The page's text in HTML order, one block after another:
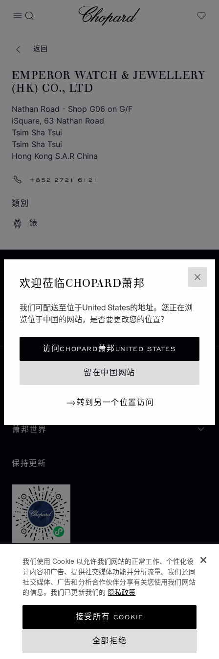
关闭
欢迎莅临CHOPARD萧邦
我们可配送至位于United States的地址。您正在浏
览位于中国的网站，是否要更改您的位置？
访问CHOPARD萧邦UNITED STATES
留在中国网站
转到另一个位置访问
打开菜单
搜索
Chopard
My
返回
EMPEROR WATCH & JEWELLERY
(HK) CO., LTD
Nathan Road - Shop G06 on G/F
iSquare, 63 Nathan Road
Tsim Sha Tsui
Tsim Sha Tsui
Hong Kong S.A.R China
+852 2721 6121
類別
錶
中国香港特别行政区 TSIM SHA TSUI
本地化（更改国家/地区）
更改国家/地区
萧邦世界
保持更新
COOKIES政策
我们使用 Cookie 以允许我们网站的正常工作、个性化设
计内容和广告、提供社交媒体功能并分析流量。我们还同
社交媒体、广告和分析合作伙伴分享有关您使用我们网站
的信息。我们已更新我们的 隐私政策
全部拒绝
接受所有 COOKIE